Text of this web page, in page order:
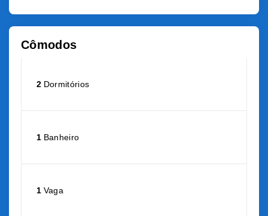
Cômodos
2 Dormitórios
1 Banheiro
1 Vaga